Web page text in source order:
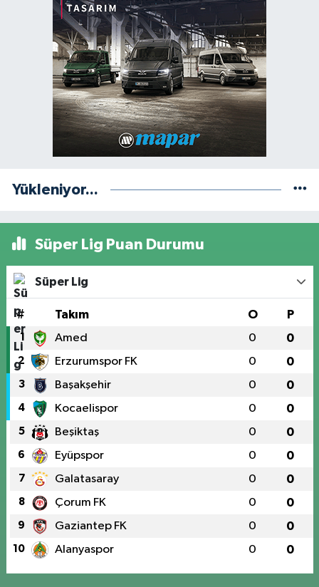
Yükleniyor...
Süper Lig Puan Durumu
Süper Lig
# Takım O P
1 Amed 0 0
2 Erzurumspor FK 0 0
3 Başakşehir 0 0
4 Kocaelispor 0 0
5 Beşiktaş 0 0
6 Eyüpspor 0 0
7 Galatasaray 0 0
8 Çorum FK 0 0
9 Gaziantep FK 0 0
10 Alanyaspor 0 0